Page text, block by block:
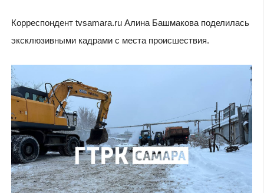
Корреспондент tvsamara.ru Алина Башмакова поделилась
эксклюзивными кадрами с места происшествия.